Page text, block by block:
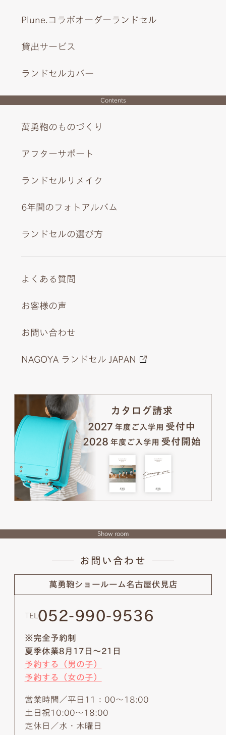
Plune.コラボオーダーランドセル
貸出サービス
ランドセルカバー
Contents
萬勇鞄のものづくり
アフターサポート
ランドセルリメイク
6年間のフォトアルバム
ランドセルの選び方
よくある質問
お客様の声
お問い合わせ
NAGOYA ランドセル JAPAN
Show room
お問い合わせ
萬勇鞄ショールーム名古屋伏見店
TEL 052-990-9536
※完全予約制
夏季休業8月17日～21日
予約する（男の子）
予約する（女の子）
営業時間／平日11：00～18:00
土日祝10:00～18:00
定休日／水・木曜日